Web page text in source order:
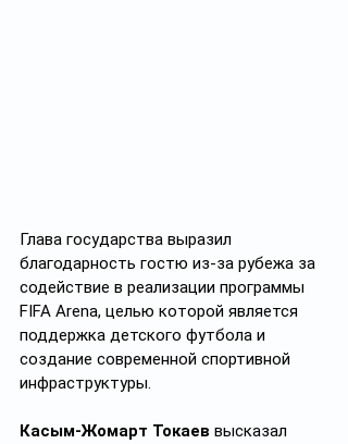
Глава государства выразил
благодарность гостю из-за рубежа за
содействие в реализации программы
FIFA Arena, целью которой является
поддержка детского футбола и
создание современной спортивной
инфраструктуры.
Касым-Жомарт Токаев высказал